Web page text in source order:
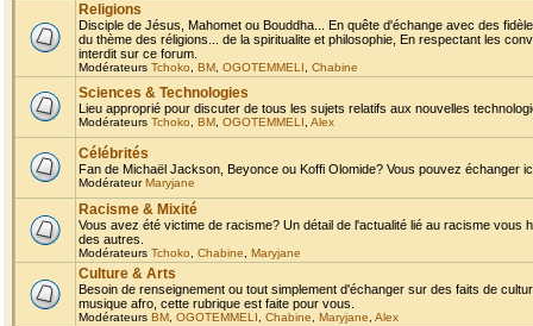
Religions
Disciple de Jésus, Mahomet ou Bouddha... En quête d'échange avec des
du thème des réligions... de la spiritualite et philosophie, En respectant les
interdit sur ce forum.
Modérateurs Tchoko BM OGOTEMMELI Chabine
Sciences & Technologies
Lieu approprié pour discuter de tous les sujets relatifs aux nouvelles
Modérateurs Tchoko BM OGOTEMMELI Alex
Célébrités
Fan de Michaël Jackson, Beyonce ou Koffi Olomide? Vous pouvez échanger
ModérateurMaryjane
Racisme & Mixité
Vous avez été victime de racisme? Un détail de l'actualité lié au racisme
des autres.
Modérateurs Tchoko Chabine Maryjane
Culture & Arts
Besoin de renseignement ou tout simplement d'échanger sur des faits de
musique afro, cette rubrique est faite pour vous.
Modérateurs BM OGOTEMMELI Chabine Maryjane Alex